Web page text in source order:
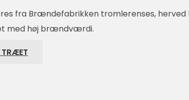
fra Brændefabrikken tromlerenses, herved
med høj brændværdi.
TRÆET